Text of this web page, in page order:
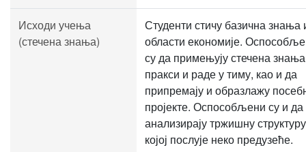
Исходи учења
(стечена знања)
Студенти стичу базична знања
области економије.
су да примењују стечена
пракси и раде у тиму, као и да
припремају и образлажу
пројекте. Оспособљени су и да
анализирају тржишну
којој послује неко предузеће.